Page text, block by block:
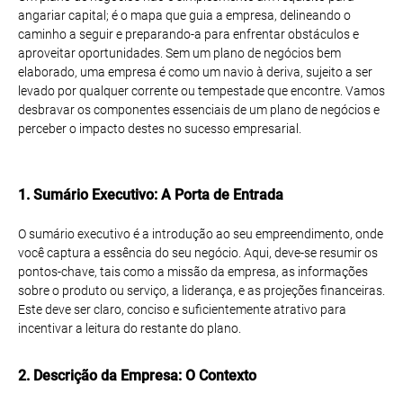
angariar capital; é o mapa que guia a empresa, delineando o
caminho a seguir e preparando-a para enfrentar obstáculos e
aproveitar oportunidades. Sem um plano de negócios bem
elaborado, uma empresa é como um navio à deriva, sujeito a ser
levado por qualquer corrente ou tempestade que encontre. Vamos
desbravar os componentes essenciais de um plano de negócios e
perceber o impacto destes no sucesso empresarial.
1. Sumário Executivo: A Porta de Entrada
O sumário executivo é a introdução ao seu empreendimento, onde
você captura a essência do seu negócio. Aqui, deve-se resumir os
pontos-chave, tais como a missão da empresa, as informações
sobre o produto ou serviço, a liderança, e as projeções financeiras.
Este deve ser claro, conciso e suficientemente atrativo para
incentivar a leitura do restante do plano.
2. Descrição da Empresa: O Contexto